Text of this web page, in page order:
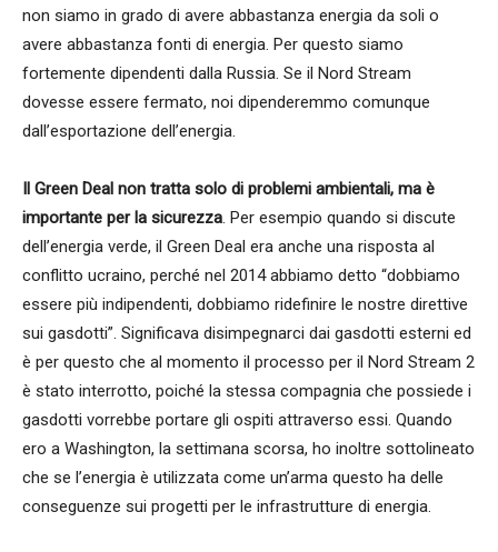
non siamo in grado di avere abbastanza energia da soli o
avere abbastanza fonti di energia. Per questo siamo
fortemente dipendenti dalla Russia. Se il Nord Stream
dovesse essere fermato, noi dipenderemmo comunque
dall’esportazione dell’energia.
Il Green Deal non tratta solo di problemi ambientali, ma è
importante per la sicurezza . Per esempio quando si discute
dell’energia verde, il Green Deal era anche una risposta al
conflitto ucraino, perché nel 2014 abbiamo detto “dobbiamo
essere più indipendenti, dobbiamo ridefinire le nostre direttive
sui gasdotti”. Significava disimpegnarci dai gasdotti esterni ed
è per questo che al momento il processo per il Nord Stream 2
è stato interrotto, poiché la stessa compagnia che possiede i
gasdotti vorrebbe portare gli ospiti attraverso essi. Quando
ero a Washington, la settimana scorsa, ho inoltre sottolineato
che se l’energia è utilizzata come un’arma questo ha delle
conseguenze sui progetti per le infrastrutture di energia.